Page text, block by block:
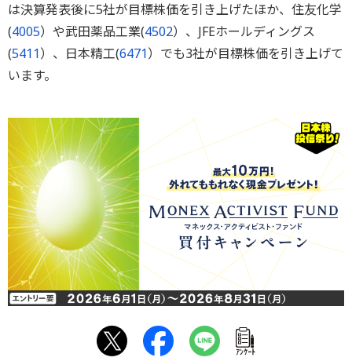
は決算発表後に5社が目標株価を引き上げたほか、住友化学
(4005）や武田薬品工業(4502）、JFEホールディングス
(5411）、日本精工(6471）でも3社が目標株価を引き上げて
います。
ｱﾝｹｰﾄ